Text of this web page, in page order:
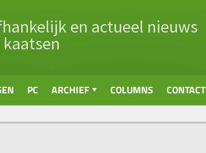
en actueel nieuws
PC ARCHIEF COLUMNS CONTACT